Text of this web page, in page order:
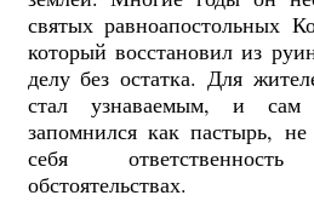
святых равноапостольных
который восстановил из
делу без остатка. Для
стал узнаваемым, и сам
запомнился как пастырь,
себя
обстоятельствах.